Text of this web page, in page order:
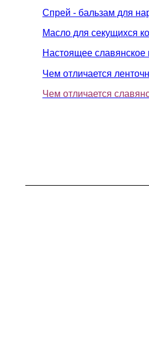
Спрей - бальзам для
Масло для секущихся
Настоящее славянское
Чем отличается
Чем отличается